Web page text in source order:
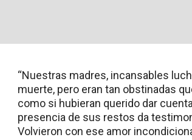
“Nuestras madres, incansables
muerte, pero eran tan obstinadas
como si hubieran querido dar
presencia de sus restos da
Volvieron con ese amor